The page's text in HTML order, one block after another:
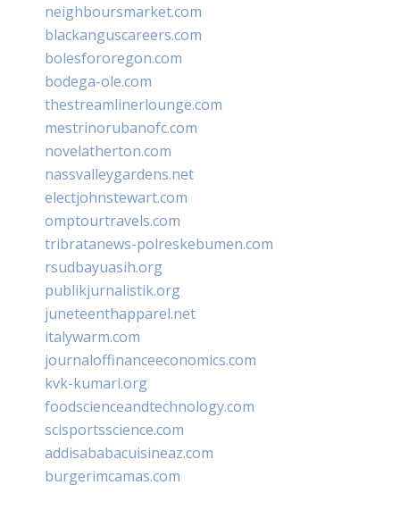
neighboursmarket.com
blackanguscareers.com
bolesfororegon.com
bodega-ole.com
thestreamlinerlounge.com
mestrinorubanofc.com
novelatherton.com
nassvalleygardens.net
electjohnstewart.com
omptourtravels.com
tribratanews-polreskebumen.com
rsudbayuasih.org
publikjurnalistik.org
juneteenthapparel.net
italywarm.com
journaloffinanceeconomics.com
kvk-kumari.org
foodscienceandtechnology.com
scisportsscience.com
addisababacuisineaz.com
burgerimcamas.com